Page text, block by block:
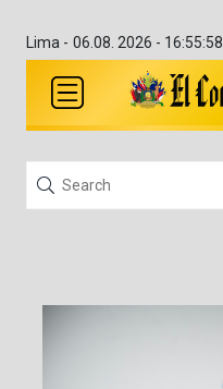
Lima - 06.08. 2026 - 16:55:58